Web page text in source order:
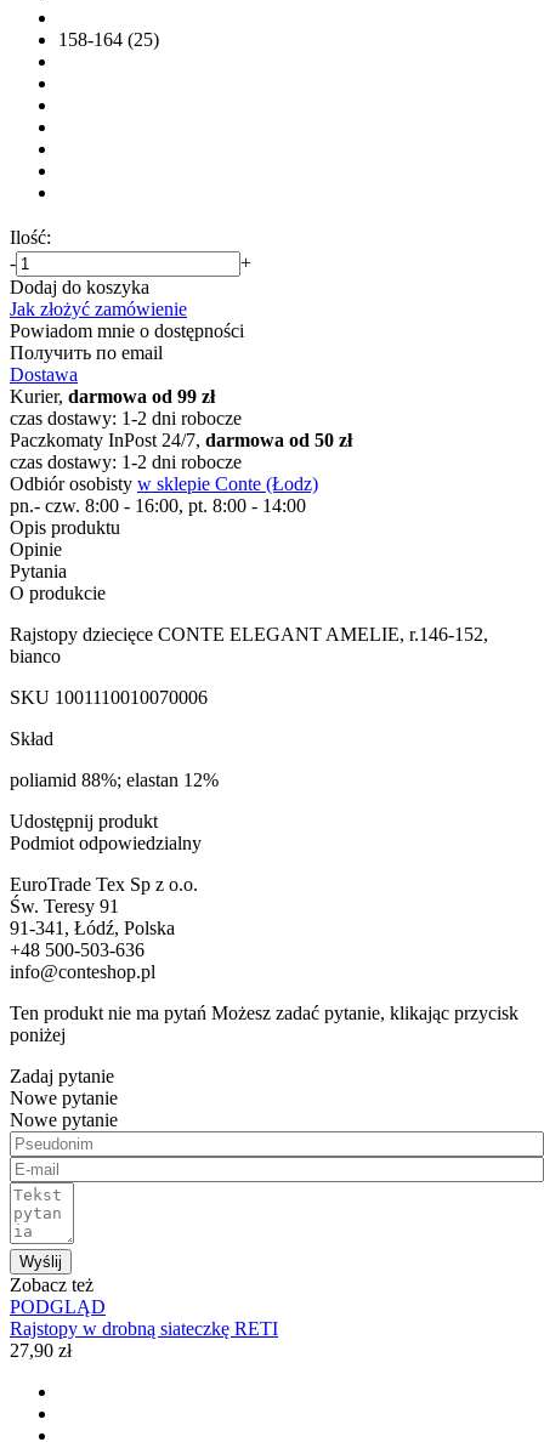
158-164 (25)
Ilość:
-
+
Dodaj do koszyka
Jak złożyć zamówienie
Powiadom mnie o dostępności
Получить по email
Dostawa
Kurier, darmowa od 99 zł
czas dostawy: 1-2 dni robocze
Paczkomaty InPost 24/7, darmowa od 50 zł
czas dostawy: 1-2 dni robocze
Odbiór osobisty w sklepie Conte (Łodz)
pn.- czw. 8:00 - 16:00, pt. 8:00 - 14:00
Opis produktu
Opinie
Pytania
O produkcie
Rajstopy dziecięce CONTE ELEGANT AMELIE, r.146-152,
bianco
SKU 1001110010070006
Skład
poliamid 88%; elastan 12%
Udostępnij produkt
Podmiot odpowiedzialny
EuroTrade Tex Sp z o.o.
Św. Teresy 91
91-341, Łódź, Polska
+48 500-503-636
info@conteshop.pl
Ten produkt nie ma pytań Możesz zadać pytanie, klikając przycisk
poniżej
Zadaj pytanie
Nowe pytanie
Nowe pytanie
Wyślij
Zobacz też
PODGLĄD
Rajstopy w drobną siateczkę RETI
27,90 zł